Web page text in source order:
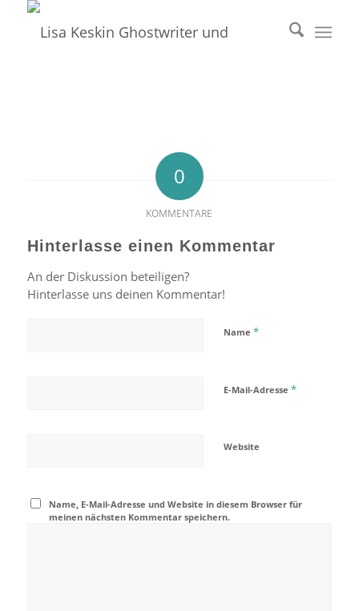
0
KOMMENTARE
Hinterlasse einen Kommentar
An der Diskussion beteiligen?
Hinterlasse uns deinen Kommentar!
Name *
E-Mail-Adresse *
Website
Name, E-Mail-Adresse und Website in diesem Browser für
meinen nächsten Kommentar speichern.